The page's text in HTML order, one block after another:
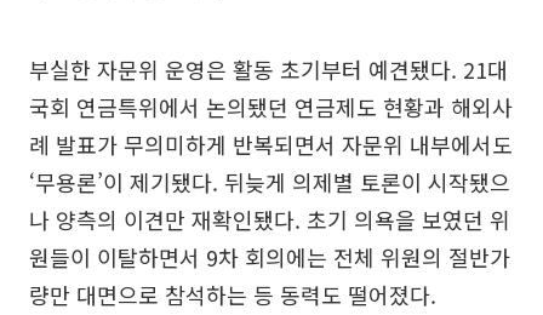
부실한 자문위 운영은 활동 초기부터 예견됐다. 21대
국회 연금특위에서 논의됐던 연금제도 현황과 해외사
례 발표가 무의미하게 반복되면서 자문위 내부에서도
‘무용론’이 제기됐다. 뒤늦게 의제별 토론이 시작됐으
나 양측의 이견만 재확인됐다. 초기 의욕을 보였던 위
원들이 이탈하면서 9차 회의에는 전체 위원의 절반가
량만 대면으로 참석하는 등 동력도 떨어졌다.